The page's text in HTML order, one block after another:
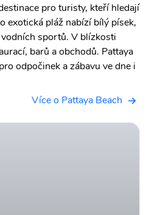
pro turisty, kteří hledají
exotická pláž nabízí bílý písek,
sportů. V blízkosti
barů a obchodů. Pattaya
odpočinek a zábavu ve dne i
Více o Pattaya Beach